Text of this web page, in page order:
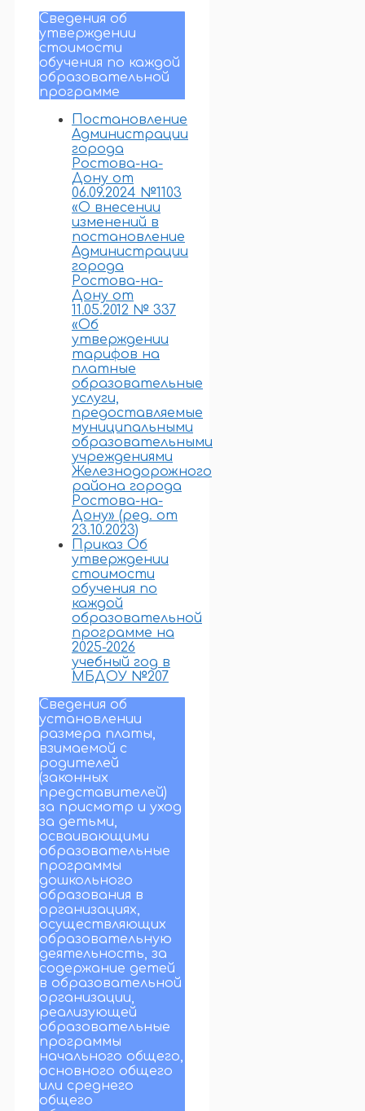
Сведения об
утверждении
стоимости
обучения по каждой
образовательной
программе
Постановление
Администрации
города
Ростова-на-
Дону от
06.09.2024 №1103
«О внесении
изменений в
постановление
Администрации
города
Ростова-на-
Дону от
11.05.2012 № 337
«Об
утверждении
тарифов на
платные
образовательные
услуги,
предоставляемые
муниципальными
образовательными
учреждениями
Железнодорожного
района города
Ростова-на-
Дону» (ред. от
23.10.2023)
Приказ Об
утверждении
стоимости
обучения по
каждой
образовательной
программе на
2025-2026
учебный год в
МБДОУ №207
Сведения об
установлении
размера платы,
взимаемой с
родителей
(законных
представителей)
за присмотр и уход
за детьми,
осваивающими
образовательные
программы
дошкольного
образования в
организациях,
осуществляющих
образовательную
деятельность, за
содержание детей
в образовательной
организации,
реализующей
образовательные
программы
начального общего,
основного общего
или среднего
общего